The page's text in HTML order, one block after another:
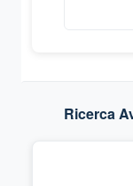
Ricerca